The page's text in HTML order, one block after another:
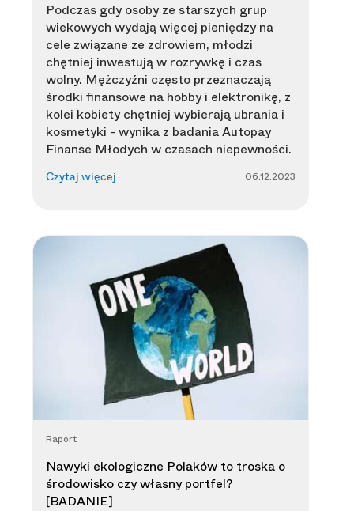
Podczas gdy osoby ze starszych grup
wiekowych wydają więcej pieniędzy na
cele związane ze zdrowiem, młodzi
chętniej inwestują w rozrywkę i czas
wolny. Mężczyźni często przeznaczają
środki finansowe na hobby i elektronikę, z
kolei kobiety chętniej wybierają ubrania i
kosmetyki - wynika z badania Autopay
Finanse Młodych w czasach niepewności.
Czytaj więcej 06.12.2023
Raport
Nawyki ekologiczne Polaków to troska o
środowisko czy własny portfel?
[BADANIE]